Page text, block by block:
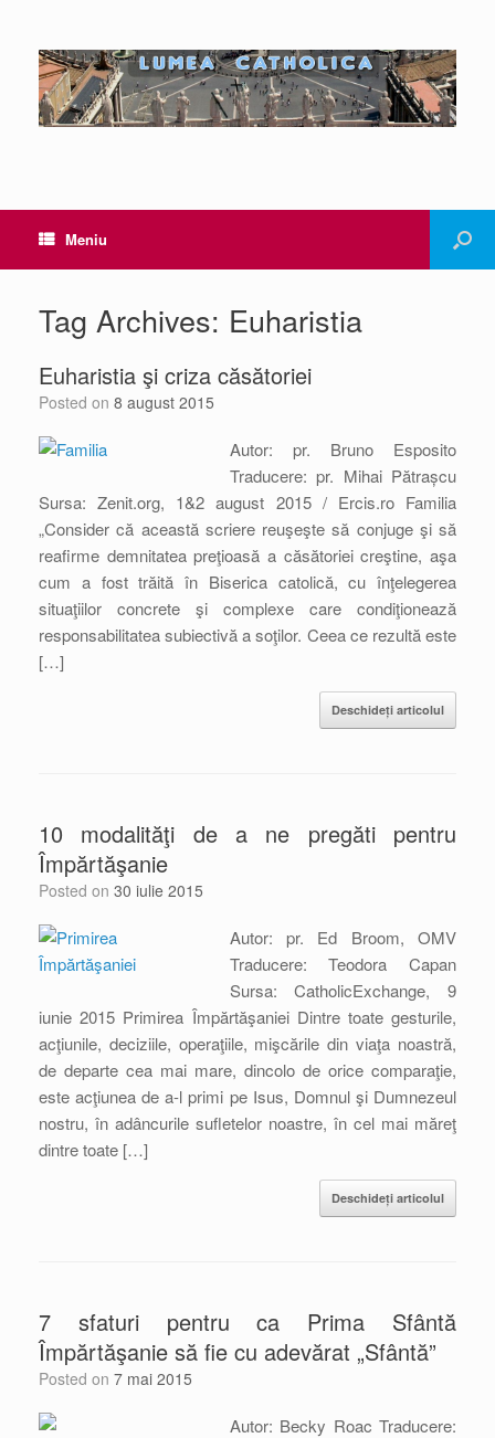
Meniu
Tag Archives: Euharistia
Euharistia şi criza căsătoriei
Posted on 8 august 2015
Autor: pr. Bruno Esposito
Traducere: pr. Mihai Pătrașcu
Sursa: Zenit.org, 1&2 august 2015 / Ercis.ro Familia
„Consider că această scriere reuşeşte să conjuge şi să
reafirme demnitatea preţioasă a căsătoriei creştine, aşa
cum a fost trăită în Biserica catolică, cu înţelegerea
situaţiilor concrete şi complexe care condiţionează
responsabilitatea subiectivă a soţilor. Ceea ce rezultă este
[…]
Deschideți articolul
10 modalităţi de a ne pregăti pentru
Împărtăşanie
Posted on 30 iulie 2015
Autor: pr. Ed Broom, OMV
Traducere: Teodora Capan
Sursa: CatholicExchange, 9
iunie 2015 Primirea Împărtăşaniei Dintre toate gesturile,
acţiunile, deciziile, operaţiile, mişcările din viaţa noastră,
de departe cea mai mare, dincolo de orice comparaţie,
este acţiunea de a-l primi pe Isus, Domnul şi Dumnezeul
nostru, în adâncurile sufletelor noastre, în cel mai măreţ
dintre toate […]
Deschideți articolul
7 sfaturi pentru ca Prima Sfântă
Împărtăşanie să fie cu adevărat „Sfântă”
Posted on 7 mai 2015
Autor: Becky Roac Traducere: